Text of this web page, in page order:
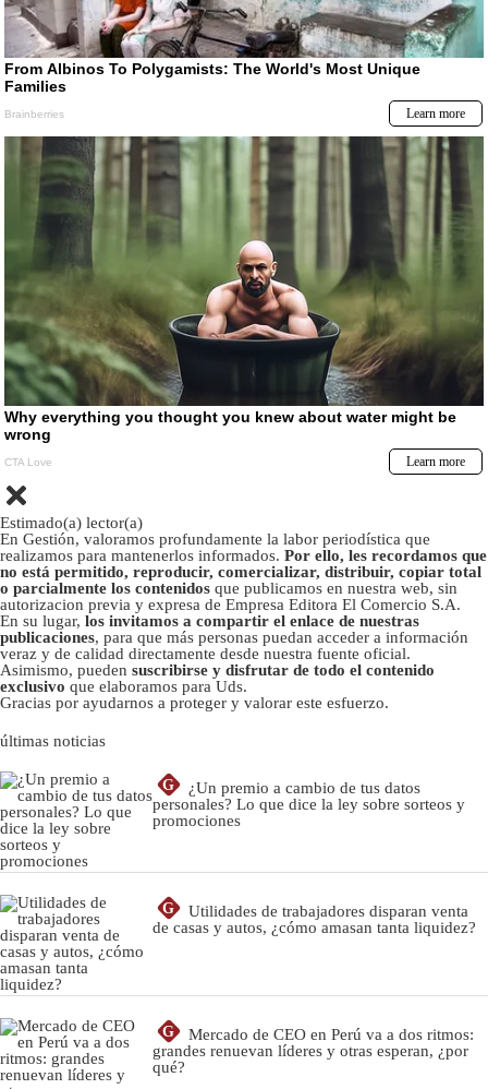
Estimado(a) lector(a)
En Gestión, valoramos profundamente la labor periodística que
realizamos para mantenerlos informados. Por ello, les recordamos que
no está permitido, reproducir, comercializar, distribuir, copiar total
o parcialmente los contenidos que publicamos en nuestra web, sin
autorizacion previa y expresa de Empresa Editora El Comercio S.A.
En su lugar, los invitamos a compartir el enlace de nuestras
publicaciones, para que más personas puedan acceder a información
veraz y de calidad directamente desde nuestra fuente oficial.
Asimismo, pueden suscribirse y disfrutar de todo el contenido
exclusivo que elaboramos para Uds.
Gracias por ayudarnos a proteger y valorar este esfuerzo.
últimas noticias
G
¿Un premio a cambio de tus datos
personales? Lo que dice la ley sobre sorteos y
promociones
G
Utilidades de trabajadores disparan venta
de casas y autos, ¿cómo amasan tanta liquidez?
G
Mercado de CEO en Perú va a dos ritmos:
grandes renuevan líderes y otras esperan, ¿por
qué?